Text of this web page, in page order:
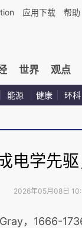
应用下载 帮助
世界 观点
能源 健康 环科
电学先
2026年05月08日
，1666-